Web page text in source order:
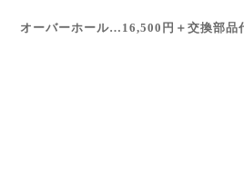
オーバーホール…16,500円＋交換部品